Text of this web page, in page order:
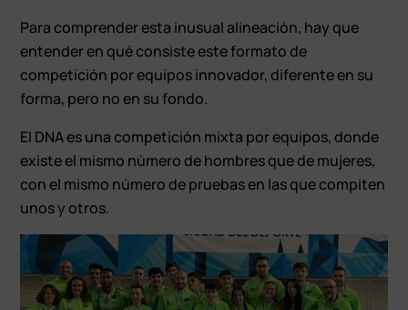
Para comprender esta inusual alineación, hay que
entender en qué consiste este formato de
competición por equipos innovador, diferente en su
forma, pero no en su fondo.
El DNA es una competición mixta por equipos, donde
existe el mismo número de hombres que de mujeres,
con el mismo número de pruebas en las que compiten
unos y otros.